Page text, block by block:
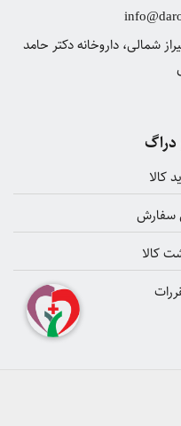
شمالی، داروخانه دکتر حامد
دراگ
کالا
سفارش
کالا